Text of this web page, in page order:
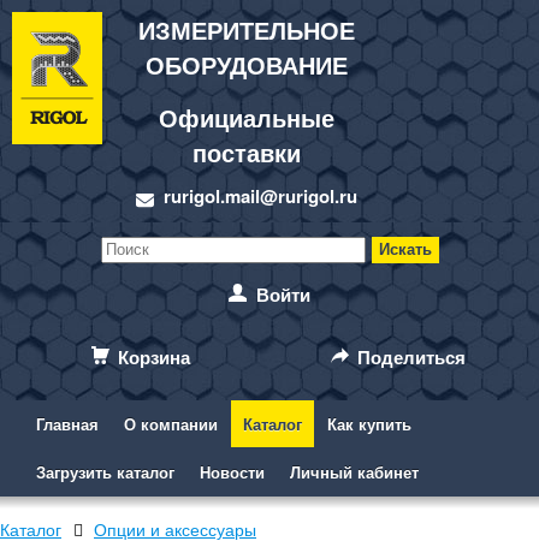
ИЗМЕРИТЕЛЬНОЕ
ОБОРУДОВАНИЕ
Официальные
поставки
rurigol.mail@rurigol.ru
Войти
Корзина Поделиться
Главная О компании Каталог Как купить
Загрузить каталог Новости Личный кабинет
Каталог
Опции и аксессуары